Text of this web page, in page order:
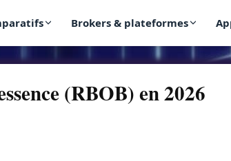
Brokers & plateformes
(RBOB) en 2026